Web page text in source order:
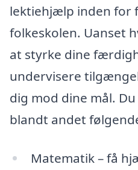
lektiehjælp inden for
folkeskolen. Uanset
at styrke dine
undervisere
dig mod dine mål.
blandt andet
Matematik – få